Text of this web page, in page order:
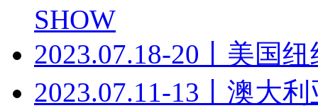
SHOW
2023.07.18-20丨美国
2023.07.11-13丨澳大